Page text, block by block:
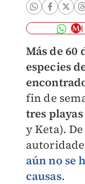
Más de 60
especies
fin de
tres
y Keta).
aún no se
causas.